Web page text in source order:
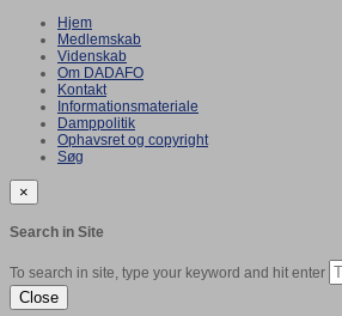
Hjem
Medlemskab
Videnskab
Om DADAFO
Kontakt
Informationsmateriale
Damppolitik
Ophavsret og copyright
Søg
×
Search in Site
To search in site, type your keyword and hit enter
Close